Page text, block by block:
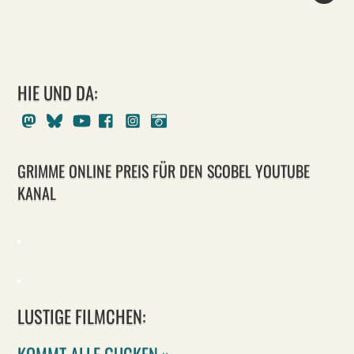
HIE UND DA:
MastodonBlueskyYoutubeFacebookInstagram
GRIMME ONLINE PREIS FÜR DEN SCOBEL YOUTUBE
KANAL
LUSTIGE FILMCHEN: